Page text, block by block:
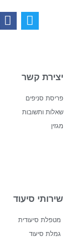
יצירת קשר
פריסת סניפים
שאלות ותשובות
מגזין
שירותי סיעוד
מטפלת סיעודית
גמלת סיעוד